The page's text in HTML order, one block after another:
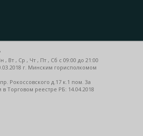
Вт , Ср , Чт , Пт , Сб c 09:00 до 21:00
г. Минским горисполкомом
Рокоссовского д.17 к.1 пом. 3а
в Торговом реестре РБ: 14.04.2018